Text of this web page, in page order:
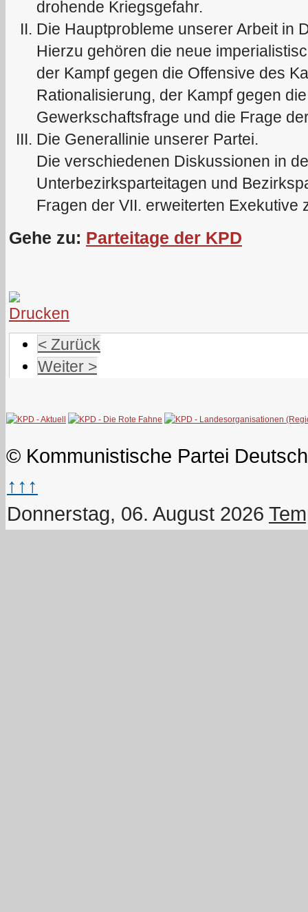
drohende Kriegsgefahr.
Die Hauptprobleme unserer Arbeit in
Hierzu gehören die neue
der Kampf gegen die Offensive des
Rationalisierung, der Kampf gegen
Gewerkschaftsfrage und die Frage
Die Generallinie unserer Partei.
Die verschiedenen Diskussionen in
Unterbezirksparteitagen und
Fragen der VII. erweiterten Exekutive
Gehe zu: Parteitage der KPD
< Zurück
Weiter >
© Kommunistische Partei
↑↑↑
Donnerstag, 06. August 2026